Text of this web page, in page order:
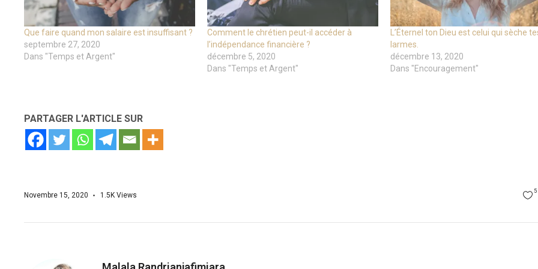
Que faire quand mon salaire est insuffisant ?
septembre 27, 2020
Dans "Temps et Argent"
Comment le chrétien peut-il accéder à
l’indépendance financière ?
décembre 5, 2020
Dans "Temps et Argent"
L’Éternel ton Dieu est celui qui sèche
larmes.
décembre 13, 2020
Dans "Encouragement"
PARTAGER L'ARTICLE SUR
Novembre 15, 2020 1.5K Views 5